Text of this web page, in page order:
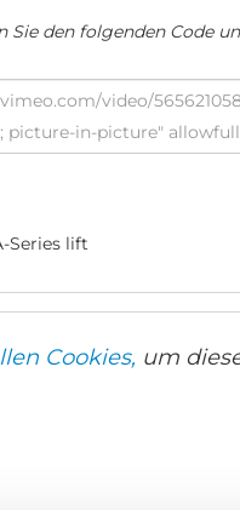
Sie den folgenden Code
Series lift
Cookies, um